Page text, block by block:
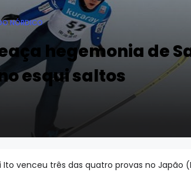
NÓRDICO
hegemonia de
esqui saltos
Ito venceu três das quatro provas no Japão